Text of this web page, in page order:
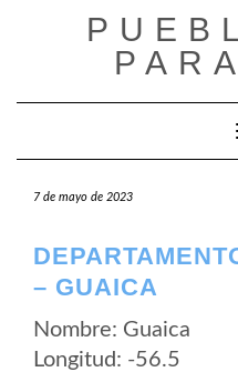
7 de mayo de 2023
– GUAICA
Nombre: Guaica
Longitud: -56.5